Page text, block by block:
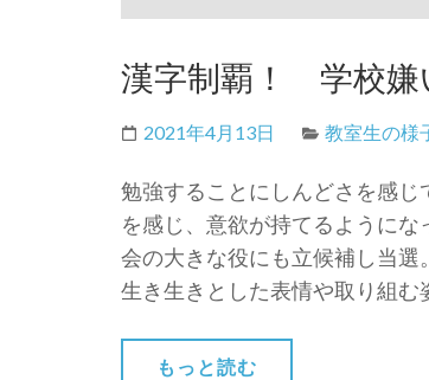
漢字制覇！ 学校嫌
2021年4月13日 教室生の様
勉強することにしんどさを感
を感じ、意欲が持てるように
会の大きな役にも立候補し当選。
生き生きとした表情や取り組む
もっと読む